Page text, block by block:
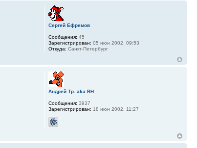
Сергей Ефремов
Сообщения: 45
Зарегистрирован: 05 июн 2002, 09:53
Откуда: Санкт-Петербург
Андрей Тр. aka RH
Сообщения: 3937
Зарегистрирован: 18 июн 2002, 11:27